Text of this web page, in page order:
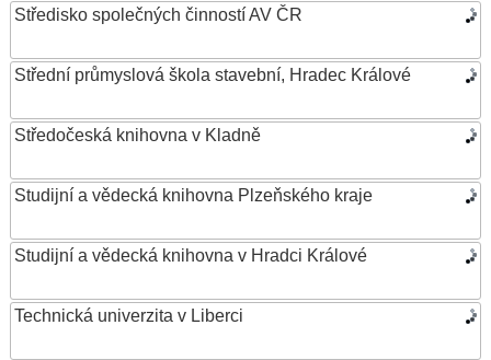
Středisko společných činností AV ČR
Střední průmyslová škola stavební, Hradec Králové
Středočeská knihovna v Kladně
Studijní a vědecká knihovna Plzeňského kraje
Studijní a vědecká knihovna v Hradci Králové
Technická univerzita v Liberci